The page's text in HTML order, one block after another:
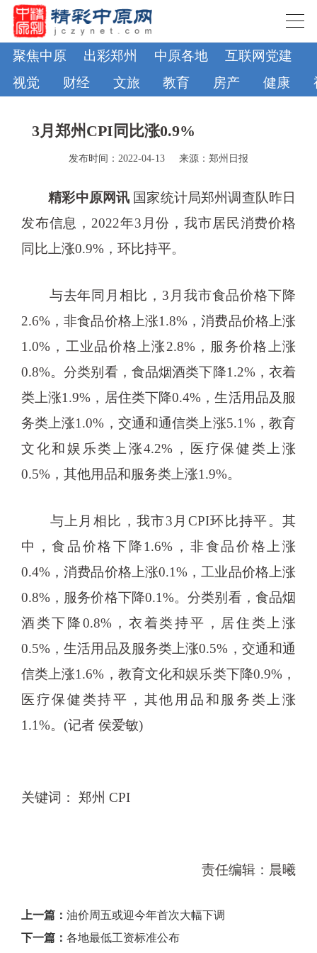
聚焦中原 出彩郑州 中原各地 互联网党建
视觉
财经 文旅 教育 房产 健康
3月郑州CPI同比涨0.9%
发布时间：2022-04-13 来源：郑州日报
精彩中原网讯 国家统计局郑州调查队昨日
发布信息，2022年3月份，我市居民消费价格
同比上涨0.9%，环比持平。
与去年同月相比，3月我市食品价格下降
2.6%，非食品价格上涨1.8%，消费品价格上涨
1.0%，工业品价格上涨2.8%，服务价格上涨
0.8%。分类别看，食品烟酒类下降1.2%，衣着
类上涨1.9%，居住类下降0.4%，生活用品及服
务类上涨1.0%，交通和通信类上涨5.1%，教育
文化和娱乐类上涨4.2%，医疗保健类上涨
0.5%，其他用品和服务类上涨1.9%。
与上月相比，我市3月CPI环比持平。其
中，食品价格下降1.6%，非食品价格上涨
0.4%，消费品价格上涨0.1%，工业品价格上涨
0.8%，服务价格下降0.1%。分类别看，食品烟
酒类下降0.8%，衣着类持平，居住类上涨
0.5%，生活用品及服务类上涨0.5%，交通和通
信类上涨1.6%，教育文化和娱乐类下降0.9%，
医疗保健类持平，其他用品和服务类上涨
1.1%。(记者 侯爱敏)
关键词： 郑州 CPI
责任编辑：晨曦
上一篇： 油价周五或迎今年首次大幅下调
下一篇： 各地最低工资标准公布